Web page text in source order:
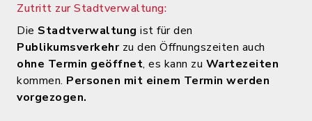
Zutritt zur Stadtverwaltung:
Die Stadtverwaltung ist für den
Publikumsverkehr zu den Öffnungszeiten auch
ohne Termin geöffnet, es kann zu Wartezeiten
kommen. Personen mit einem Termin werden
vorgezogen.